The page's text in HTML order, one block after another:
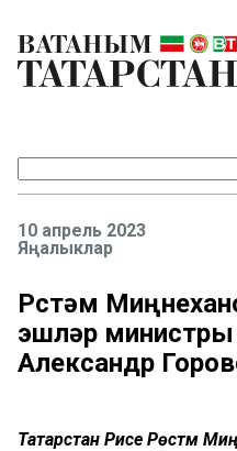
10 апрель 2023
Яңалыклар
Рөстәм
эшләр
Александр
Татарстан Рәисе Рөстәм